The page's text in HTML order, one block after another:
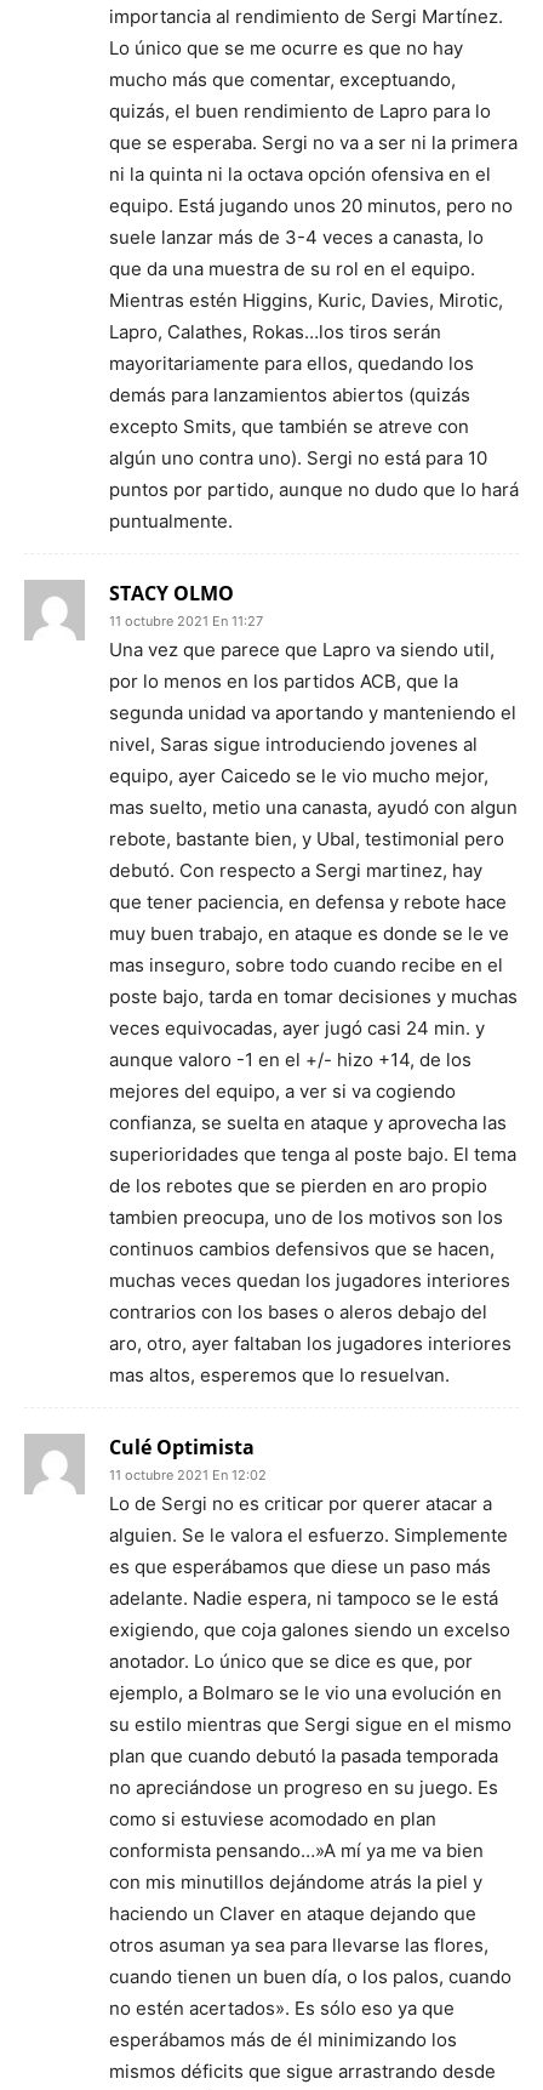
importancia al rendimiento de Sergi Martínez.
Lo único que se me ocurre es que no hay
mucho más que comentar, exceptuando,
quizás, el buen rendimiento de Lapro para lo
que se esperaba. Sergi no va a ser ni la primera
ni la quinta ni la octava opción ofensiva en el
equipo. Está jugando unos 20 minutos, pero no
suele lanzar más de 3-4 veces a canasta, lo
que da una muestra de su rol en el equipo.
Mientras estén Higgins, Kuric, Davies, Mirotic,
Lapro, Calathes, Rokas…los tiros serán
mayoritariamente para ellos, quedando los
demás para lanzamientos abiertos (quizás
excepto Smits, que también se atreve con
algún uno contra uno). Sergi no está para 10
puntos por partido, aunque no dudo que lo hará
puntualmente.
STACY OLMO
11 octubre 2021 En 11:27
Una vez que parece que Lapro va siendo util,
por lo menos en los partidos ACB, que la
segunda unidad va aportando y manteniendo el
nivel, Saras sigue introduciendo jovenes al
equipo, ayer Caicedo se le vio mucho mejor,
mas suelto, metio una canasta, ayudó con algun
rebote, bastante bien, y Ubal, testimonial pero
debutó. Con respecto a Sergi martinez, hay
que tener paciencia, en defensa y rebote hace
muy buen trabajo, en ataque es donde se le ve
mas inseguro, sobre todo cuando recibe en el
poste bajo, tarda en tomar decisiones y muchas
veces equivocadas, ayer jugó casi 24 min. y
aunque valoro -1 en el +/- hizo +14, de los
mejores del equipo, a ver si va cogiendo
confianza, se suelta en ataque y aprovecha las
superioridades que tenga al poste bajo. El tema
de los rebotes que se pierden en aro propio
tambien preocupa, uno de los motivos son los
continuos cambios defensivos que se hacen,
muchas veces quedan los jugadores interiores
contrarios con los bases o aleros debajo del
aro, otro, ayer faltaban los jugadores interiores
mas altos, esperemos que lo resuelvan.
Culé Optimista
11 octubre 2021 En 12:02
Lo de Sergi no es criticar por querer atacar a
alguien. Se le valora el esfuerzo. Simplemente
es que esperábamos que diese un paso más
adelante. Nadie espera, ni tampoco se le está
exigiendo, que coja galones siendo un excelso
anotador. Lo único que se dice es que, por
ejemplo, a Bolmaro se le vio una evolución en
su estilo mientras que Sergi sigue en el mismo
plan que cuando debutó la pasada temporada
no apreciándose un progreso en su juego. Es
como si estuviese acomodado en plan
conformista pensando…»A mí ya me va bien
con mis minutillos dejándome atrás la piel y
haciendo un Claver en ataque dejando que
otros asuman ya sea para llevarse las flores,
cuando tienen un buen día, o los palos, cuando
no estén acertados». Es sólo eso ya que
esperábamos más de él minimizando los
mismos déficits que sigue arrastrando desde